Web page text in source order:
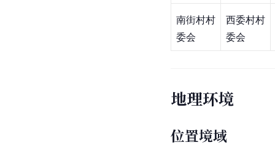
南街村村
委会
西委村村
委会
地理环境
位置境域